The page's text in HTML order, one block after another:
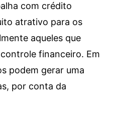
com crédito
atrativo para os
aqueles que
financeiro. Em
podem gerar uma
por conta da